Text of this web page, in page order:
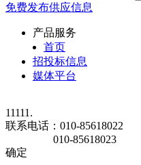
免费发布供应信息
产品服务
首页
招投标信息
媒体平台
11111.
联系电话： 010-85618022
010-85618023
确定